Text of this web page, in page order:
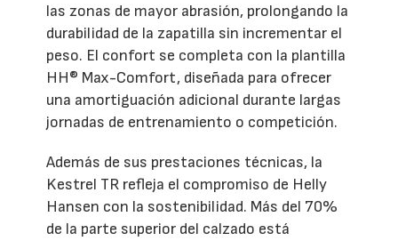
las zonas de mayor abrasión, prolongando la
durabilidad de la zapatilla sin incrementar el
peso. El confort se completa con la plantilla
HH® Max-Comfort, diseñada para ofrecer
una amortiguación adicional durante largas
jornadas de entrenamiento o competición.
Además de sus prestaciones técnicas, la
Kestrel TR refleja el compromiso de Helly
Hansen con la sostenibilidad. Más del 70%
de la parte superior del calzado está